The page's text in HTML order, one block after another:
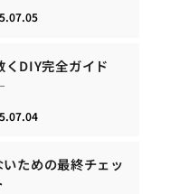
DIY完全ガイド
ための最終チェッ